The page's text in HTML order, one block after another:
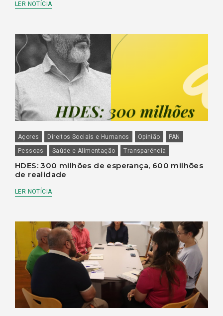
LER NOTÍCIA
Açores Direitos Sociais e Humanos Opinião
PAN
Pessoas
Saúde e Alimentação Transparência
HDES: 300 milhões de esperança, 600 milhões
de realidade
LER NOTÍCIA